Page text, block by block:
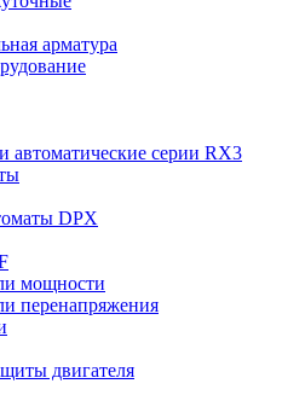
арматура
автоматические серии RX3
DPX
мощности
перенапряжения
двигателя